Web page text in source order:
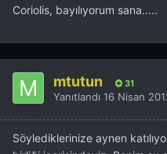
Coriolis, bayılıyorum sana.....
mtutun 31
Yanıtlandı 16 Nisan
Söylediklerinize aynen